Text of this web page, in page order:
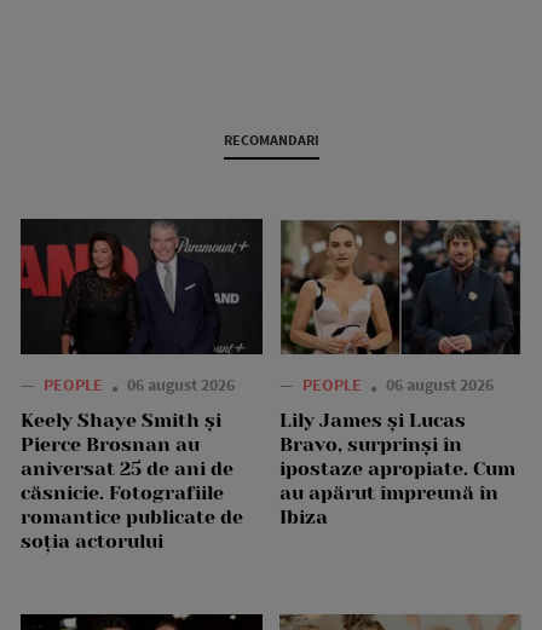
RECOMANDARI
— PEOPLE 06 august 2026
Keely Shaye Smith și
Pierce Brosnan au
aniversat 25 de ani de
căsnicie. Fotografiile
romantice publicate de
soția actorului
— PEOPLE 06 august 2026
Lily James și Lucas
Bravo, surprinși în
ipostaze apropiate. Cum
au apărut împreună în
Ibiza